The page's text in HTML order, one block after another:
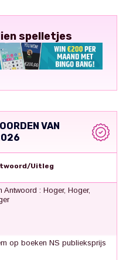
spelletjes
VAN
Uitleg
Antwoord : Hoger, Hoger,
op boeken NS publieksprijs